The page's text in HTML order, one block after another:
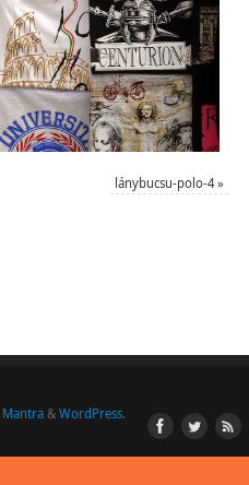
lánybucsu-polo-4»
Mantra & WordPress.